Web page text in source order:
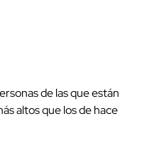
de las que están
altos que los de hace